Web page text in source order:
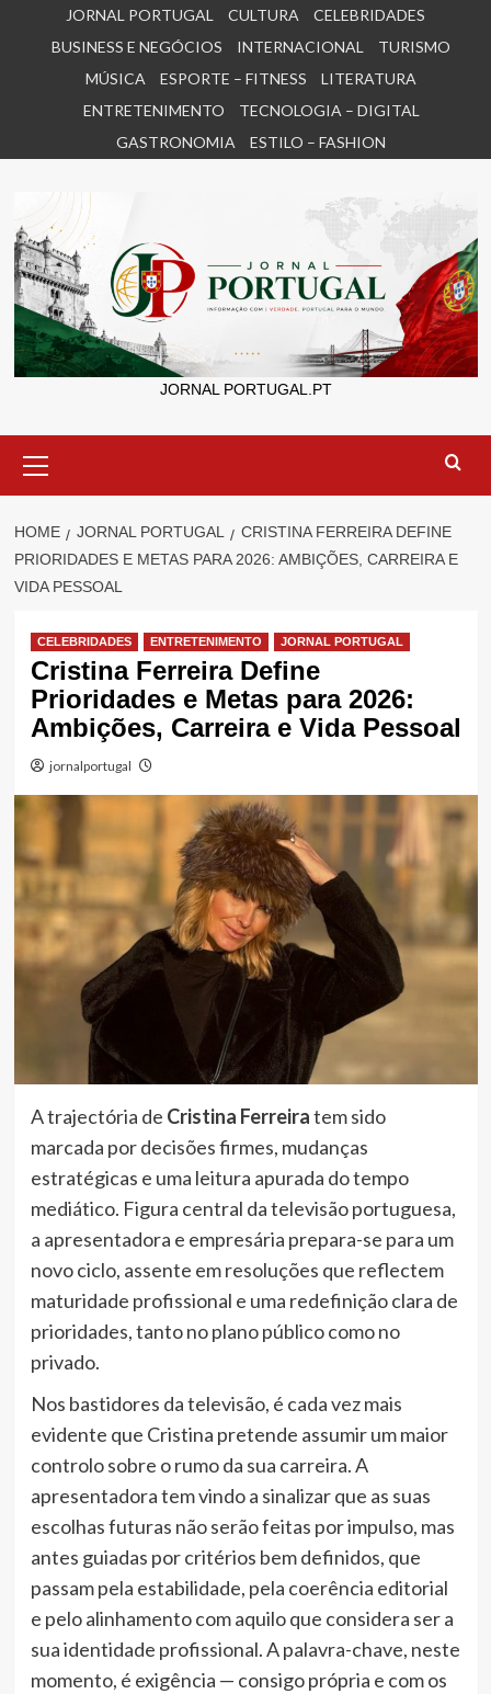
JORNAL PORTUGAL CULTURA
CELEBRIDADES
BUSINESS E NEGÓCIOS
INTERNACIONAL
TURISMO
MÚSICA
ESPORTE – FITNESS
LITERATURA
ENTRETENIMENTO
TECNOLOGIA – DIGITAL
GASTRONOMIA
ESTILO – FASHION
JORNAL PORTUGAL.PT
Menu
HOME JORNAL PORTUGAL
CRISTINA FERREIRA DEFINE
PRIORIDADES E METAS PARA 2026: AMBIÇÕES, CARREIRA E
VIDA PESSOAL
CELEBRIDADES ENTRETENIMENTO JORNAL PORTUGAL
Cristina Ferreira Define
Prioridades e Metas para 2026:
Ambições, Carreira e Vida Pessoal
jornalportugal
A trajectória de Cristina Ferreiratem sido
marcada por decisões firmes, mudanças
estratégicas e uma leitura apurada do tempo
mediático. Figura central da televisão portuguesa,
a apresentadora e empresária prepara-se para um
novo ciclo, assente em resoluções que reflectem
maturidade profissional e uma redefinição clara de
prioridades, tanto no plano público como no
privado.
Nos bastidores da televisão, é cada vez mais
evidente que Cristina pretende assumir um maior
controlo sobre o rumo da sua carreira. A
apresentadora tem vindo a sinalizar que as suas
escolhas futuras não serão feitas por impulso, mas
antes guiadas por critérios bem definidos, que
passam pela estabilidade, pela coerência editorial
e pelo alinhamento com aquilo que considera ser a
sua identidade profissional. A palavra-chave, neste
momento, é exigência — consigo própria e com os